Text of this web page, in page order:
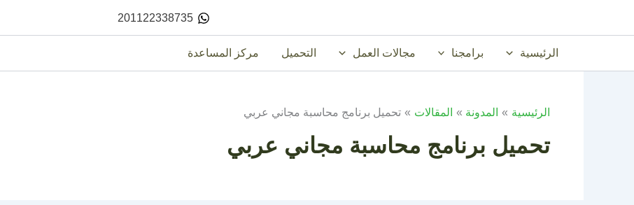
201122338735
الرئيسية برامجنا مجالات العمل التحميل مركز المساعدة
الرئيسية المدونة المقالات تحميل برنامج محاسبة مجاني عربي
تحميل برنامج محاسبة مجاني عربي